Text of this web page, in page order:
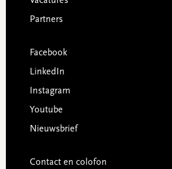
Partners
Facebook
LinkedIn
Instagram
Youtube
Nieuwsbrief
Contact en colofon